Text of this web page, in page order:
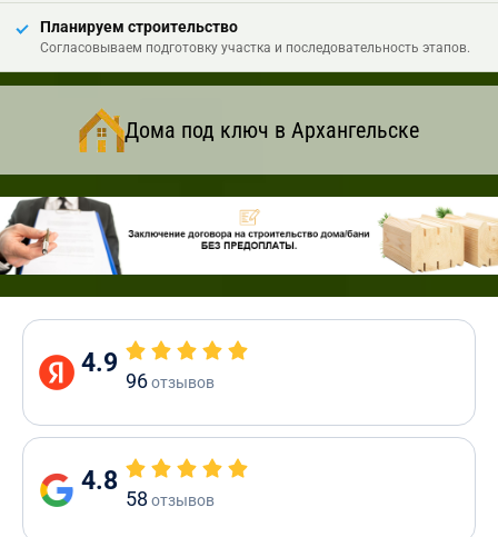
Планируем строительство
Согласовываем подготовку участка и последовательность этапов.
Дома под ключ в Архангельске
4.9
96отзывов
4.8
58 отзывов